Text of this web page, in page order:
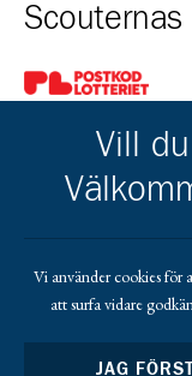
Gå till pl_50
Gå till https:// Gå
Vill
Vi använder cookies för
att surfa vidare
JAG